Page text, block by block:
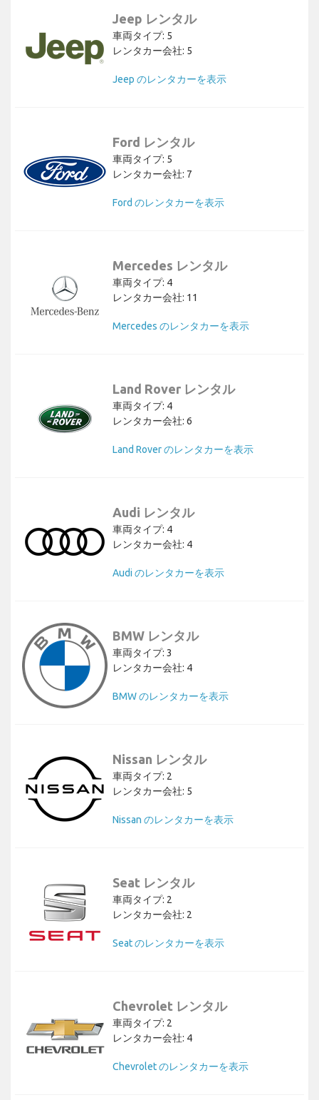
Jeep レンタル
車両タイプ: 5
レンタカー会社: 5
Jeep のレンタカーを表示
Ford レンタル
車両タイプ: 5
レンタカー会社: 7
Ford のレンタカーを表示
Mercedes レンタル
車両タイプ: 4
レンタカー会社: 11
Mercedes のレンタカーを表示
Land Rover レンタル
車両タイプ: 4
レンタカー会社: 6
Land Rover のレンタカーを表示
Audi レンタル
車両タイプ: 4
レンタカー会社: 4
Audi のレンタカーを表示
BMW レンタル
車両タイプ: 3
レンタカー会社: 4
BMW のレンタカーを表示
Nissan レンタル
車両タイプ: 2
レンタカー会社: 5
Nissan のレンタカーを表示
Seat レンタル
車両タイプ: 2
レンタカー会社: 2
Seat のレンタカーを表示
Chevrolet レンタル
車両タイプ: 2
レンタカー会社: 4
Chevrolet のレンタカーを表示